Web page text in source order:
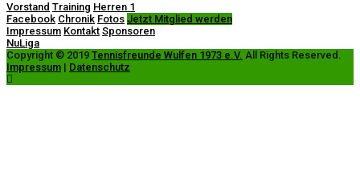
Vorstand Training Herren 1
Facebook Chronik Fotos Jetzt Mitglied werden
Impressum Kontakt Sponsoren
NuLiga
Copyright © 2019 Tennisfreunde Wulfen 1973 e.V. All Rights Reserved.
Impressum | Datenschutz